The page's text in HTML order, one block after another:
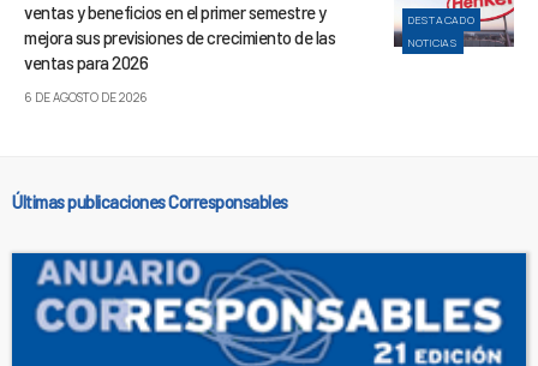
DESTACADO
NOTICIAS
ventas y beneficios en el primer semestre y
mejora sus previsiones de crecimiento de las
ventas para 2026
6 DE AGOSTO DE 2026
Últimas publicaciones Corresponsables